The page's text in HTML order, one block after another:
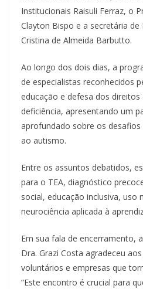
Institucionais Raisuli Ferraz, o
Clayton Bispo e a secretária de
Cristina de Almeida Barbutto.
Ao longo dos dois dias, a
de especialistas reconhecidos
educação e defesa dos direitos
deficiência, apresentando um
aprofundado sobre os
ao autismo.
Entre os assuntos debatidos,
para o TEA, diagnóstico
social, educação inclusiva, uso
neurociência aplicada à
Em sua fala de encerramento,
Dra. Grazi Costa agradeceu
voluntários e empresas que
“Este encontro é crucial para